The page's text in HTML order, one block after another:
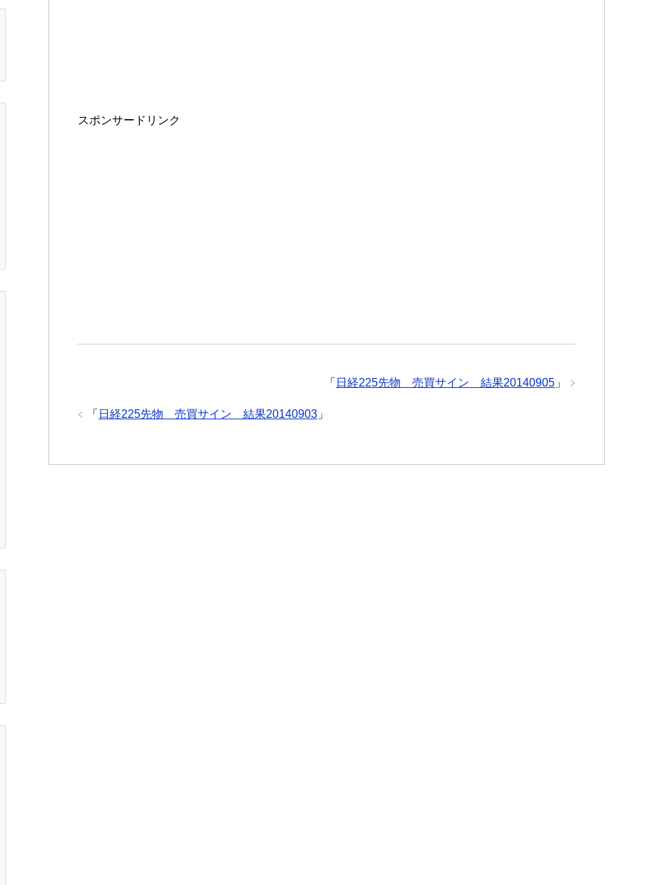
スポンサードリンク
「 日経225先物 売買サイン 結果20140905 」
「 日経225先物 売買サイン 結果20140903 」